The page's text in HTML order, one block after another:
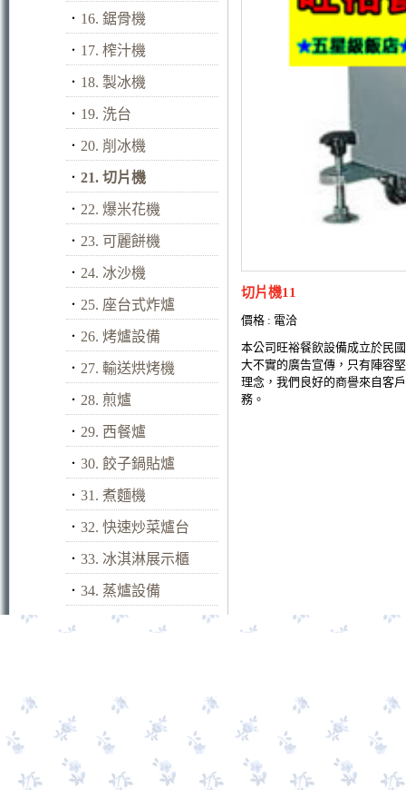
． 16. 鋸骨機
． 17. 榨汁機
． 18. 製冰機
． 19. 洗台
． 20. 削冰機
． 21. 切片機
． 22. 爆米花機
． 23. 可麗餅機
． 24. 冰沙機
． 25. 座台式炸爐
． 26. 烤爐設備
． 27. 輸送烘烤機
． 28. 煎爐
． 29. 西餐爐
． 30. 餃子鍋貼爐
． 31. 煮麵機
． 32. 快速炒菜爐台
． 33. 冰淇淋展示櫃
． 34. 蒸爐設備
切片機11
價格 : 電洽
本公司旺裕餐飲設備成立於民
大不實的廣告宣傳，只有陣容
理念，我們良好的商譽來自客
務。